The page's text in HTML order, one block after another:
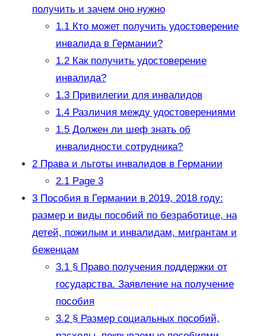
получить и зачем оно нужно
1.1Кто может получить удостоверение
инвалида в Германии?
1.2Как получить удостоверение
инвалида?
1.3Привилегии для инвалидов
1.4Различия между удостоверениями
1.5Должен ли шеф знать об
инвалидности сотрудника?
2Права и льготы инвалидов в Германии
2.1Page 3
3Пособия в Германии в 2019, 2018 году:
размер и виды пособий по безработице, на
детей, пожилым и инвалидам, мигрантам и
беженцам
3.1§ Право получения поддержки от
государства. Заявление на получение
пособия
3.2§ Размер социальных пособий,